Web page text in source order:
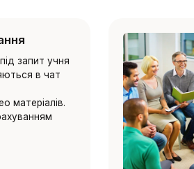
запит учня
в чат
матеріалів.